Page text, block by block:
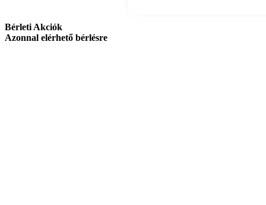
Bérleti Akciók
Azonnal elérhető bérlésre